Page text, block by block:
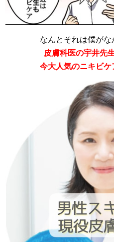
なんとそれは僕が
皮膚科医の宇井先
今大人気のニキビケ